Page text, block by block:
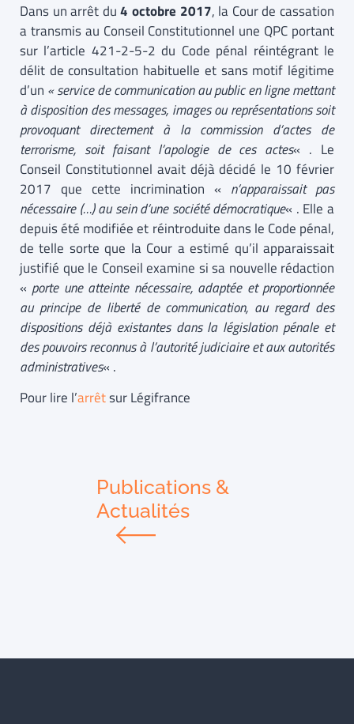
Dans un arrêt du4 octobre 2017, la Cour de cassation
a transmis au Conseil Constitutionnel une QPC portant
sur l’article 421-2-5-2 du Code pénal réintégrant le
délit de consultation habituelle et sans motif légitime
d’un « service de communication au public en ligne mettant
à disposition des messages, images ou représentations soit
provoquant directement à la commission d’actes de
terrorisme, soit faisant l’apologie de ces actes« . Le
Conseil Constitutionnel avait déjà décidé le 10 février
2017 que cette incrimination « n’apparaissait pas
nécessaire (…) au sein d’une société démocratique« . Elle a
depuis été modifiée et réintroduite dans le Code pénal,
de telle sorte que la Cour a estimé qu’il apparaissait
justifié que le Conseil examine si sa nouvelle rédaction
« porte une atteinte nécessaire, adaptée et proportionnée
au principe de liberté de communication, au regard des
dispositions déjà existantes dans la législation pénale et
des pouvoirs reconnus à l’autorité judiciaire et aux autorités
administratives« .
Pour lire l’arrêtsur Légifrance
Publications &
Actualités